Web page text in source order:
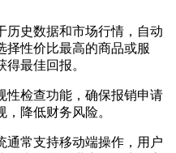
历史数据和市场行情，自动
择性价比最高的商品或服
最佳回报。
性检查功能，确保报销申请
降低财务风险。
通常支持移动端操作，用户